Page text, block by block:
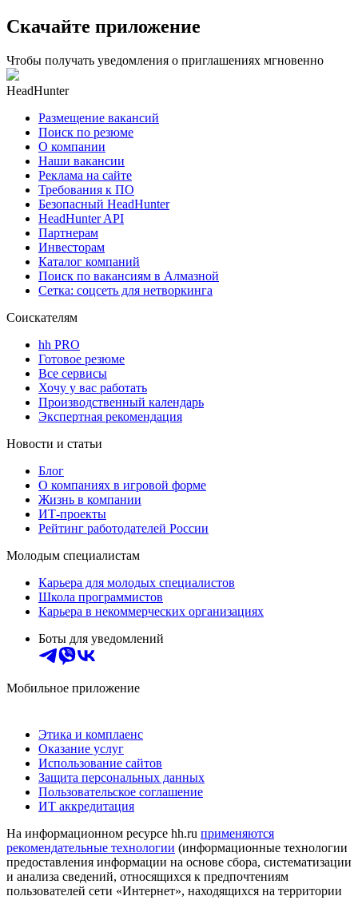
Скачайте приложение
Чтобы получать уведомления о приглашениях мгновенно
HeadHunter
Размещение вакансий
Поиск по резюме
О компании
Наши вакансии
Реклама на сайте
Требования к ПО
Безопасный HeadHunter
HeadHunter API
Партнерам
Инвесторам
Каталог компаний
Поиск по вакансиям в Алмазной
Сетка: соцсеть для нетворкинга
Соискателям
hh PRO
Готовое резюме
Все сервисы
Хочу у вас работать
Производственный календарь
Экспертная рекомендация
Новости и статьи
Блог
О компаниях в игровой форме
Жизнь в компании
ИТ-проекты
Рейтинг работодателей России
Молодым специалистам
Карьера для молодых специалистов
Школа программистов
Карьера в некоммерческих организациях
Боты для уведомлений
Мобильное приложение
Этика и комплаенс
Оказание услуг
Использование сайтов
Защита персональных данных
Пользовательское соглашение
ИТ аккредитация
На информационном ресурсе hh.ru применяются
рекомендательные технологии (информационные технологии
предоставления информации на основе сбора, систематизации
и анализа сведений, относящихся к предпочтениям
пользователей сети «Интернет», находящихся на территории